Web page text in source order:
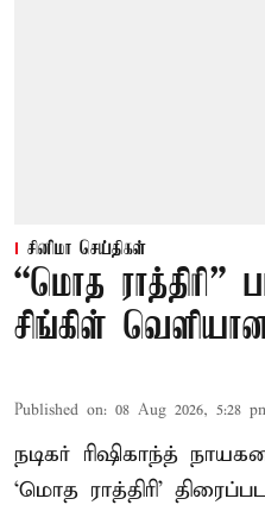
சினிமா செய்திகள்
“மொத ராத்திரி”
சிங்கிள்
Published on: 08 Aug 2026, 5:28
நடிகர் ரிஷிகாந்த்
‘மொத ராத்திரி’